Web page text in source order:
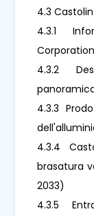
4.3
4.3.1
Corporation
4.3.2
4.3.3
4.3.4
brasatura
2033)
4.3.5